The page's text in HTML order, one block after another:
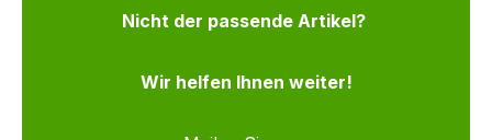
Nicht der passende Artikel?
Wir helfen Ihnen weiter!